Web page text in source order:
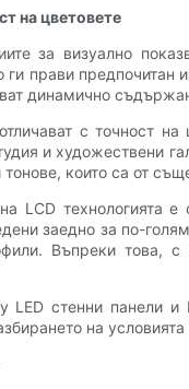
на цветовете
за визуално
ги прави
динамично
с точност
и художествени
които са от
LCD технологията
заедно за по-
Въпреки това,
стенни панели и
на условията